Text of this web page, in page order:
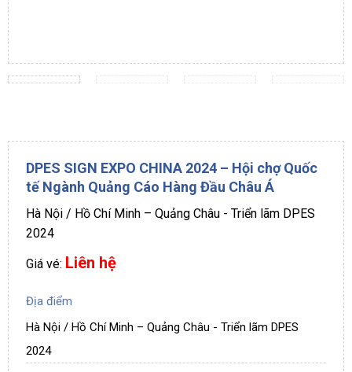
DPES SIGN EXPO CHINA 2024 – Hội chợ Quốc
tế Ngành Quảng Cáo Hàng Đầu Châu Á
Hà Nội / Hồ Chí Minh – Quảng Châu - Triển lãm DPES
2024
Giá vé: Liên hệ
Địa điểm
Hà Nội / Hồ Chí Minh – Quảng Châu - Triển lãm DPES
2024